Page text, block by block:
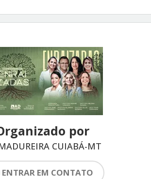
por
CUIABÁ-MT
ENTRAR EM CONTATO